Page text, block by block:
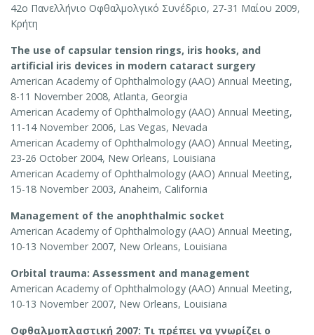
42ο Πανελλήνιο Οφθαλμολγικό Συνέδριο, 27-31 Μαίου 2009,
Κρήτη
The use of capsular tension rings, iris hooks, and
artificial iris devices in modern cataract surgery
American Academy of Ophthalmology (AAO) Annual Meeting,
8-11 November 2008, Atlanta, Georgia
American Academy of Ophthalmology (AAO) Annual Meeting,
11-14 November 2006, Las Vegas, Nevada
American Academy of Ophthalmology (AAO) Annual Meeting,
23-26 October 2004, New Orleans, Louisiana
American Academy of Ophthalmology (AAO) Annual Meeting,
15-18 November 2003, Anaheim, California
Management of the anophthalmic socket
American Academy of Ophthalmology (AAO) Annual Meeting,
10-13 November 2007, New Orleans, Louisiana
Orbital trauma: Assessment and management
American Academy of Ophthalmology (AAO) Annual Meeting,
10-13 November 2007, New Orleans, Louisiana
Οφθαλμοπλαστική 2007: Τι πρέπει να γνωρίζει ο